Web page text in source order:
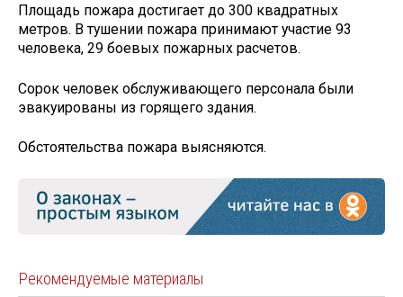
Площадь пожара достигает до 300 квадратных
метров. В тушении пожара принимают участие 93
человека, 29 боевых пожарных расчетов.
Сорок человек обслуживающего персонала были
эвакуированы из горящего здания.
Обстоятельства пожара выясняются.
Рекомендуемые материалы